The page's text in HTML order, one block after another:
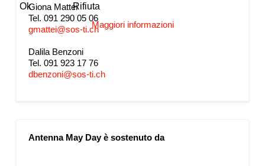
Giona Mattei
Tel. 091 290 05 06
gmattei@sos-ti.ch
Dalila Benzoni
Tel. 091 923 17 76
dbenzoni@sos-ti.ch
Antenna May Day è sostenuto da
Ok
Rifiuta
Maggiori informazioni